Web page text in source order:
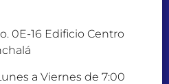
0E-16 Edificio Centro
a Viernes de 7:00